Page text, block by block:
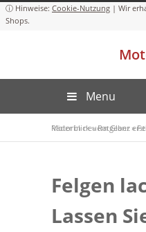
Cookie-Nutzung
Menu
Motorblick»Ratgeber»
Felgen lackieren: Lassen Sie Ihre Räder in neuem
Felgen
Lassen